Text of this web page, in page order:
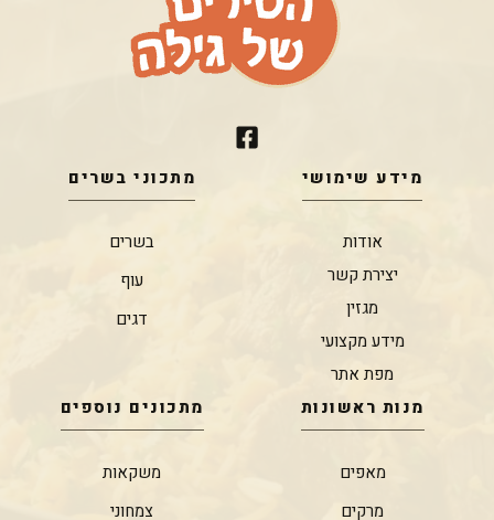
מידע שימושי
אודות
יצירת קשר
מגזין
מידע מקצועי
מפת אתר
מתכוני בשרים
בשרים
עוף
דגים
מנות ראשונות
מאפים
מרקים
מתכונים נוספים
משקאות
צמחוני